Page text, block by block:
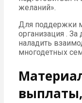
желаний».
Для поддержки
организация .
наладить
многодетных